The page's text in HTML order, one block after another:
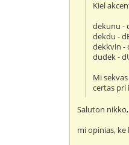
Kiel
dekunu -
dekdu -
dekkvin -
dudek -
Mi
certas pri
Saluton nikko,
mi opinias,